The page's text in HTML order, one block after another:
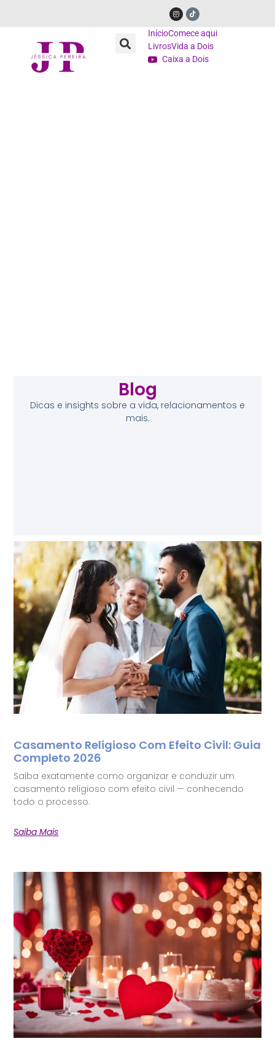
InícioComece aqui
LivrosVida a Dois
Caixa a Dois
Blog
Dicas e insights sobre a vida, relacionamentos e
mais.
Casamento Religioso Com Efeito Civil: Guia
Completo 2026
Saiba exatamente como organizar e conduzir um
casamento religioso com efeito civil — conhecendo
todo o processo.
Saiba Mais